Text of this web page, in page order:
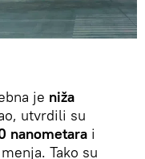
je niža
utvrdili su
nanometara i
Tako su